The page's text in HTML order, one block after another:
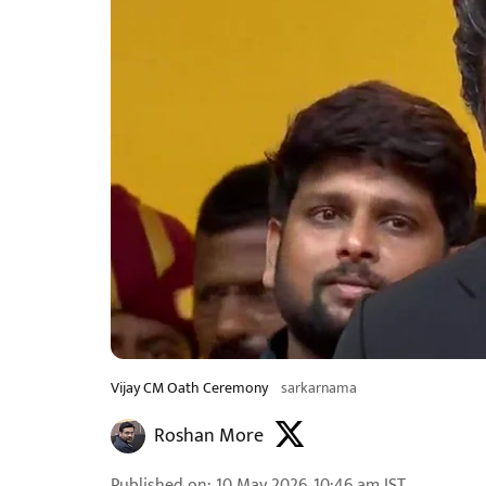
Vijay CM Oath Ceremony sarkarnama
Roshan More